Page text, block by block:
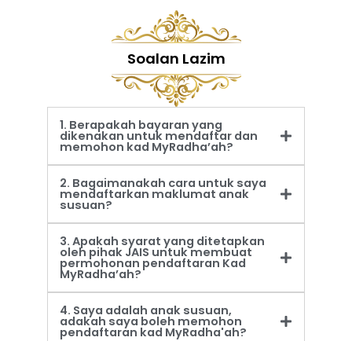
Soalan Lazim
1. Berapakah bayaran yang
dikenakan untuk mendaftar dan
memohon kad MyRadha’ah?
2. Bagaimanakah cara untuk saya
mendaftarkan maklumat anak
susuan?
3. Apakah syarat yang ditetapkan
oleh pihak JAIS untuk membuat
permohonan pendaftaran Kad
MyRadha’ah?
4. Saya adalah anak susuan,
adakah saya boleh memohon
pendaftaran kad MyRadha'ah?